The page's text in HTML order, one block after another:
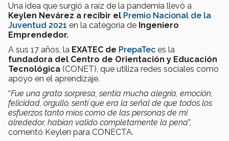
Una idea que surgió a raíz de la pandemia llevó a
Keylen Nevárez a recibir el Premio Nacional de la
Juventud 2021 en la categoría de Ingeniero
Emprendedor.
A sus 17 años, la EXATEC de PrepaTec es la
fundadora del Centro de Orientación y Educación
Tecnológica (CONET), que utiliza redes sociales como
apoyo en el aprendizaje.
“Fue una grata sorpresa, sentía mucha alegría, emoción,
felicidad, orgullo, sentí que era la señal de que todos los
esfuerzos tanto míos como de las personas de mi
alrededor, habían valido completamente la pena”,
comentó Keylen para CONECTA.